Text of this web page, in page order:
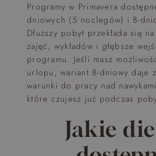
Programy w Primavera
dniowych (5 noclegów) i 8-
Dłuższy pobyt przekłada się
zajęć, wykładów i głębsze
programu. Jeśli masz
urlopu, wariant 8-dniowy daje
warunki do pracy nad
które czujesz już podczas
Jakie